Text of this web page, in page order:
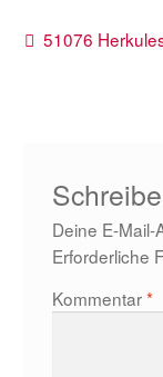
Vorheriger
51076
Deine E-Mail-
Erforderliche
Kommentar*